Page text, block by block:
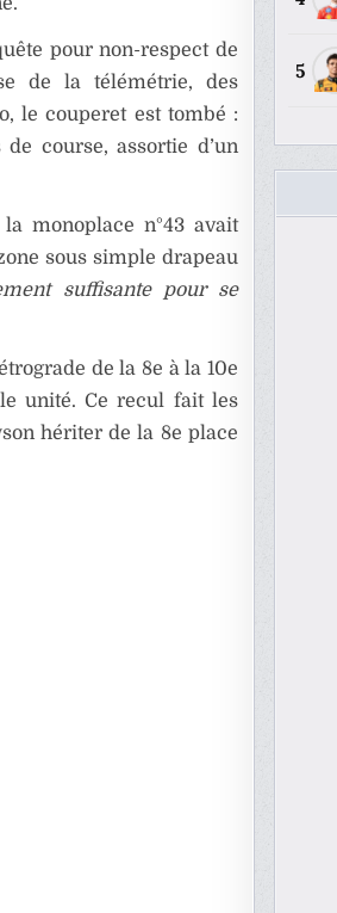
pour non-respect de
de la télémétrie, des
le couperet est tombé :
course, assortie d’un
monoplace n°43 avait
sous simple drapeau
suffisante pour se
de la 8e à la 10e
unité. Ce recul fait les
hériter de la 8e place
5